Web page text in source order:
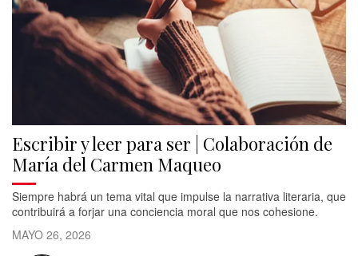
Escribir y leer para ser | Colaboración de
María del Carmen Maqueo
Siempre habrá un tema vital que impulse la narrativa literaria, que
contribuirá a forjar una conciencia moral que nos cohesione.
MAYO 26, 2026